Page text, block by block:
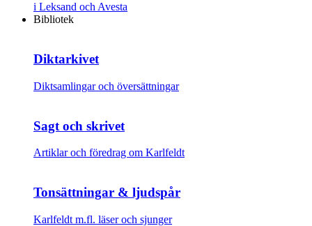
i Leksand och Avesta
Bibliotek
Diktarkivet
Diktsamlingar och översättningar
Sagt och skrivet
Artiklar och föredrag om Karlfeldt
Tonsättningar & ljudspår
Karlfeldt m.fl. läser och sjunger